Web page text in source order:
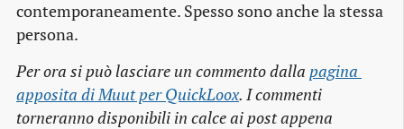
contemporaneamente. Spesso sono anche la stessa
persona.
Per ora si può lasciare un commento dalla pagina
apposita di Muut per QuickLoox. I commenti
torneranno disponibili in calce ai post appena